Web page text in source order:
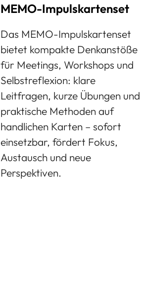
MEMO-Impulskartenset
Das MEMO-Impulskartenset
bietet kompakte Denkanstöße
für Meetings, Workshops und
Selbstreflexion: klare
Leitfragen, kurze Übungen und
praktische Methoden auf
handlichen Karten – sofort
einsetzbar, fördert Fokus,
Austausch und neue
Perspektiven.